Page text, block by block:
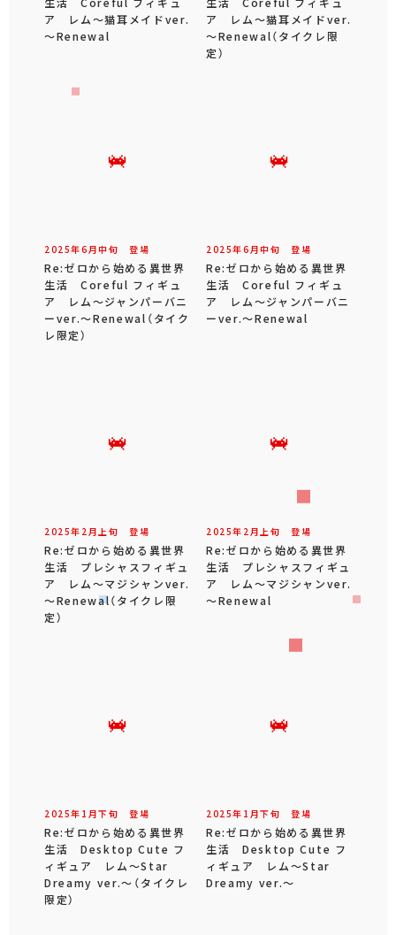
ア レム～猫耳メイドver.
～Renewal
ア レム～猫耳メイドver.
～Renewal（タイクレ限
定）
2025年6 月中旬 登場
Re:ゼロから始める異世界
生活 Coreful フィギュ
ア レム～ジャンパーバニ
ーver.～Renewal（タイク
レ限定）
2025年6 月中旬 登場
Re:ゼロから始める異世界
生活 Coreful フィギュ
ア レム～ジャンパーバニ
ーver.～Renewal
2025年 2 月 上旬 登場
Re:ゼロから始める異世界
生活 プレシャスフィギュ
ア レム～マジシャンver.
～Renewal（タイクレ限
定）
2025年 2 月 上旬 登場
Re:ゼロから始める異世界
生活 プレシャスフィギュ
ア レム～マジシャンver.
～Renewal
2025年 1 月下旬 登場
Re:ゼロから始める異世界
生活 Desktop Cute フ
ィギュア レム～Star
Dreamy ver.～（タイクレ
限定）
2025年 1 月下旬 登場
Re:ゼロから始める異世界
生活 Desktop Cute フ
ィギュア レム～Star
Dreamy ver.～